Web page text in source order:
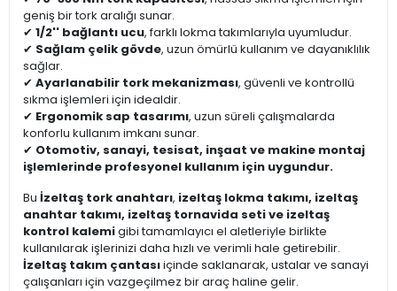
geniş bir tork aralığı sunar.
✔ 1/2'' bağlantı ucu, farklı lokma takımlarıyla uyumludur.
✔ Sağlam çelik gövde, uzun ömürlü kullanım ve dayanıklılık
sağlar.
✔ Ayarlanabilir tork mekanizması, güvenli ve kontrollü
sıkma işlemleri için idealdir.
✔ Ergonomik sap tasarımı, uzun süreli çalışmalarda
konforlu kullanım imkanı sunar.
✔ Otomotiv, sanayi, tesisat, inşaat ve makine montaj
işlemlerinde profesyonel kullanım için uygundur.
Bu İzeltaş tork anahtarı, izeltaş lokma takımı, izeltaş
anahtar takımı, izeltaş tornavida seti ve izeltaş
kontrol kalemigibi tamamlayıcı el aletleriyle birlikte
kullanılarak işlerinizi daha hızlı ve verimli hale getirebilir.
İzeltaş takım çantasıiçinde saklanarak, ustalar ve sanayi
çalışanları için vazgeçilmez bir araç haline gelir.